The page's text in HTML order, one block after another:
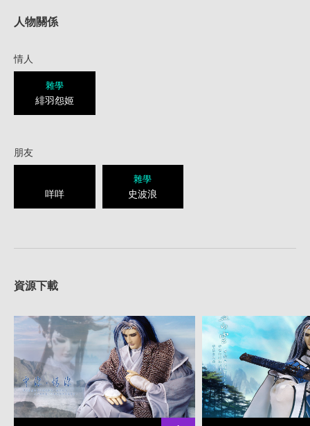
人物關係
情人
雜學
緋羽怨姬
朋友
咩咩
雜學
史波浪
資源下載